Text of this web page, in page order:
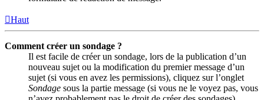
Haut
Comment créer un sondage ?
Il est facile de créer un sondage, lors de la publication d’un
nouveau sujet ou la modification du premier message d’un
sujet (si vous en avez les permissions), cliquez sur l’onglet
Sondage sous la partie message (si vous ne le voyez pas, vous